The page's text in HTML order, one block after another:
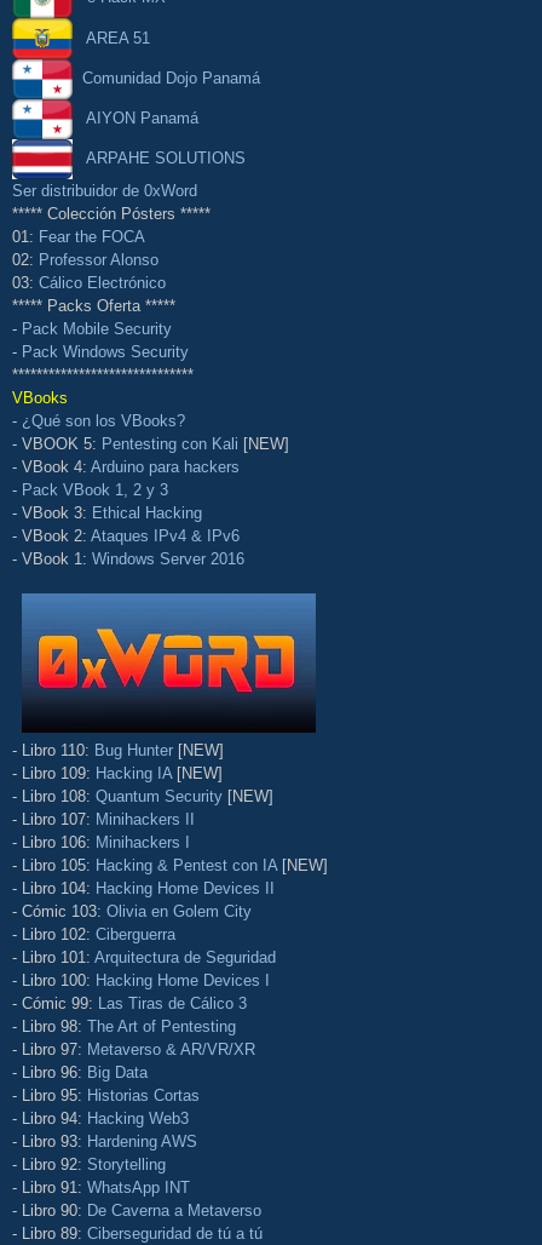
AREA 51
Comunidad Dojo Panamá
AIYON Panamá
ARPAHE SOLUTIONS
Ser distribuidor de 0xWord
***** Colección Pósters *****
01: Fear the FOCA
02: Professor Alonso
03: Cálico Electrónico
***** Packs Oferta *****
- Pack Mobile Security
- Pack Windows Security
******************************
VBooks
- ¿Qué son los VBooks?
- VBOOK 5: Pentesting con Kali [NEW]
- VBook 4: Arduino para hackers
- Pack VBook 1, 2 y 3
- VBook 3: Ethical Hacking
- VBook 2: Ataques IPv4 & IPv6
- VBook 1: Windows Server 2016
- Libro 110: Bug Hunter [NEW]
- Libro 109: Hacking IA [NEW]
- Libro 108: Quantum Security [NEW]
- Libro 107: Minihackers II
- Libro 106: Minihackers I
- Libro 105: Hacking & Pentest con IA [NEW]
- Libro 104: Hacking Home Devices II
- Cómic 103: Olivia en Golem City
- Libro 102: Ciberguerra
- Libro 101: Arquitectura de Seguridad
- Libro 100: Hacking Home Devices I
- Cómic 99: Las Tiras de Cálico 3
- Libro 98: The Art of Pentesting
- Libro 97: Metaverso & AR/VR/XR
- Libro 96: Big Data
- Libro 95: Historias Cortas
- Libro 94: Hacking Web3
- Libro 93: Hardening AWS
- Libro 92: Storytelling
- Libro 91: WhatsApp INT
- Libro 90: De Caverna a Metaverso
- Libro 89: Ciberseguridad de tú a tú